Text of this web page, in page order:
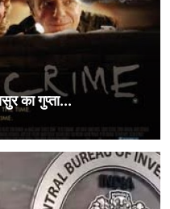
का गुप्ता...